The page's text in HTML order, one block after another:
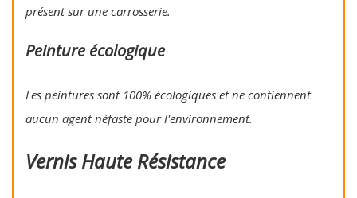
présent sur une carrosserie.
Peinture écologique
Les peintures sont 100% écologiques et ne contiennent
aucun agent néfaste pour l'environnement.
Vernis Haute Résistance